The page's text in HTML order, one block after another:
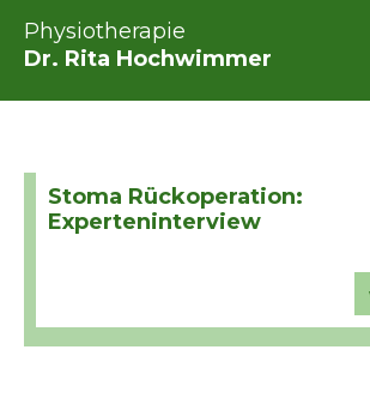
Physiotherapie
Dr. Rita Hochwimmer
Stoma Rückoperation:
Experteninterview